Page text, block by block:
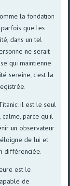
la fondation
que les
dans un tel
ne serait
qui maintienne
sereine, c'est la
il est le seul
parce qu'il
un observateur
de lui et
différenciée.
est le
de